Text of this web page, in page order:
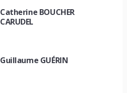
Catherine BOUCHER
CARUDEL
Guillaume GUÉRIN